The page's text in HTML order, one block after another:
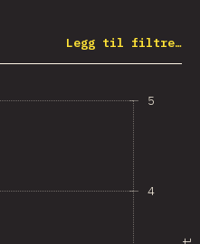
Legg til filtre…
4
5